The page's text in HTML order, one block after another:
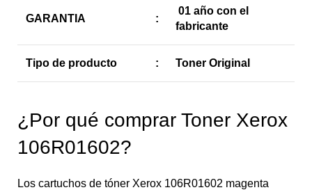
GARANTIA :
01 año con el
fabricante
Tipo de producto : Toner Original
¿Por qué comprar Toner Xerox
106R01602?
Los cartuchos de tóner Xerox 106R01602 magenta